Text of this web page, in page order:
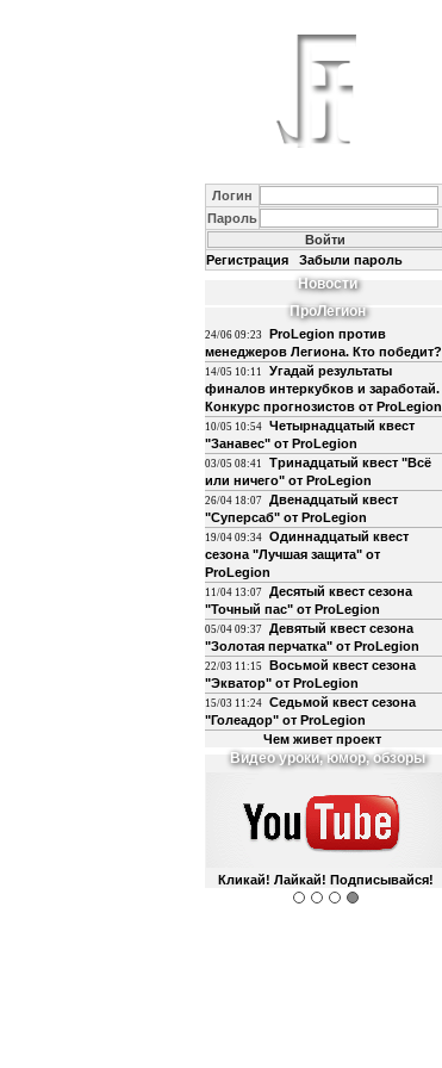
Логин
Пароль
Регистрация Забыли пароль
Новости
ПроЛегион
24/06 09:23
ProLegion против
менеджеров Легиона. Кто победит?
14/05 10:11
Угадай результаты
финалов интеркубков и заработай.
Конкурс прогнозистов от ProLegion
10/05 10:54 Четырнадцатый квест
"Занавес" от ProLegion
03/05 08:41
Тринадцатый квест "Всё
или ничего" от ProLegion
26/04 18:07 Двенадцатый квест
"Суперсаб" от ProLegion
19/04 09:34 Одиннадцатый квест
сезона "Лучшая защита" от
ProLegion
11/04 13:07 Десятый квест сезона
"Точный пас" от ProLegion
05/04 09:37 Девятый квест сезона
"Золотая перчатка" от ProLegion
22/03 11:15
Восьмой квест сезона
"Экватор" от ProLegion
15/03 11:24 Седьмой квест сезона
"Голеадор" от ProLegion
Чем живет проект
Видео уроки, юмор, обзоры
Кликай! Лайкай! Подписывайся!